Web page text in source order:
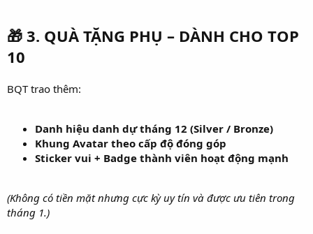
🎁 3. QUÀ TẶNG PHỤ – DÀNH CHO TOP
10
BQT trao thêm:
Danh hiệu danh dự tháng 12 (Silver / Bronze)
Khung Avatar theo cấp độ đóng góp
Sticker vui + Badge thành viên hoạt động mạnh
(Không có tiền mặt nhưng cực kỳ uy tín và được ưu tiên trong
tháng 1.)